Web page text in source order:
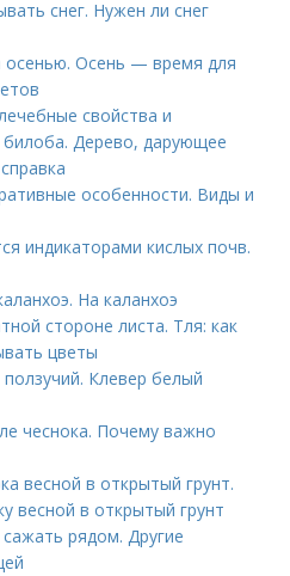
снег. Нужен ли снег
осенью. Осень — время для
свойства и
билоба. Дерево, дарующее
особенности. Виды и
индикаторами кислых почв.
На каланхоэ
стороне листа. Тля: как
цветы
Клевер белый
чеснока. Почему важно
весной в открытый грунт.
весной в открытый грунт
рядом. Другие